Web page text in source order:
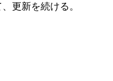
更新を続ける。